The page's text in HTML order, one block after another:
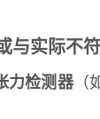
与实际不
力检测器（